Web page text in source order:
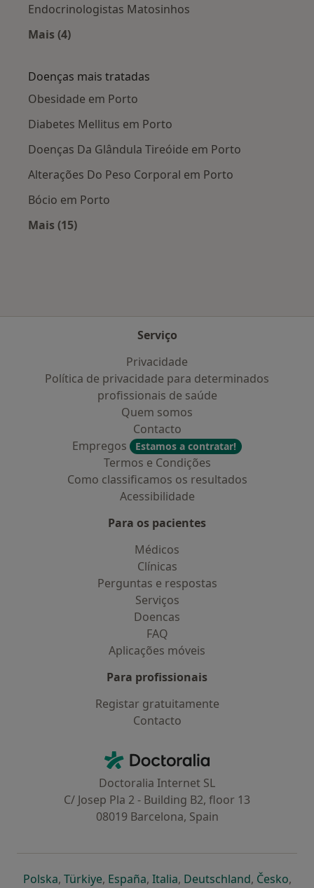
Endocrinologistas Matosinhos
Mais (4)
Doenças mais tratadas
Obesidade em Porto
Diabetes Mellitus em Porto
Doenças Da Glândula Tireóide em Porto
Alterações Do Peso Corporal em Porto
Bócio em Porto
Mais (15)
Serviço
Privacidade
Política de privacidade para determinados
profissionais de saúde
Quem somos
Contacto
Empregos
Estamos a contratar!
Termos e Condições
Como classificamos os resultados
Acessibilidade
Para os pacientes
Médicos
Clínicas
Perguntas e respostas
Serviços
Doencas
FAQ
Aplicações móveis
Para profissionais
Registar gratuitamente
Contacto
Doctoralia - Homepage
Doctoralia Internet SL
C/ Josep Pla 2 - Building B2, floor 13
08019 Barcelona, Spain
Polskaabre num novo separador
, Türkiyeabre num novo separador
, Españaabre num novo separador
, Italiaabre num novo
, Deutschlandabre num
, Česko,